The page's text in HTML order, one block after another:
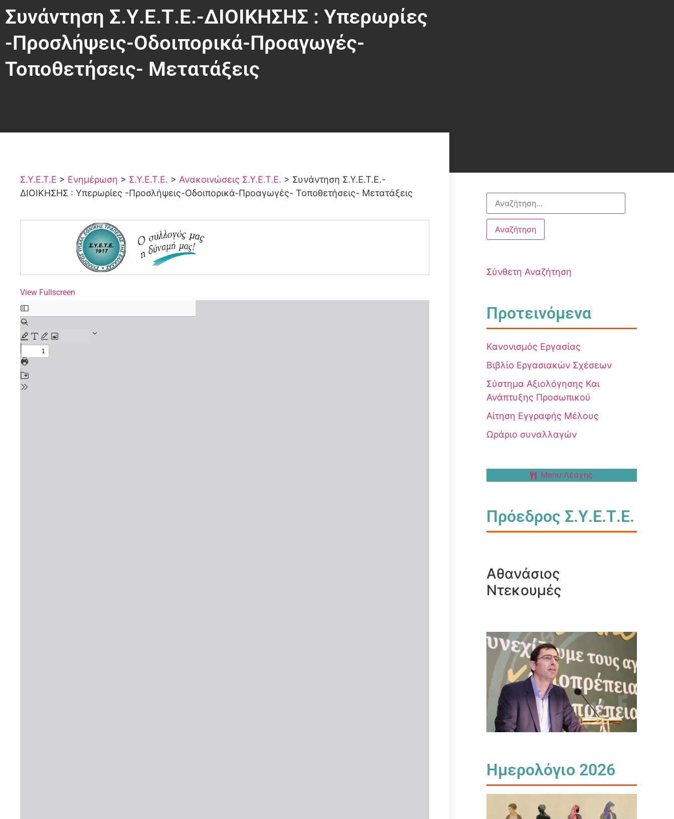
Συνάντηση Σ.Υ.Ε.Τ.Ε.-ΔΙΟΙΚΗΣΗΣ : Υπερωρίες
-Προσλήψεις-Οδοιπορικά-Προαγωγές-
Τοποθετήσεις- Μετατάξεις
Σ.Υ.Ε.Τ.Ε > Ενημέρωση > Σ.Υ.Ε.Τ.Ε. > Ανακοινώσεις Σ.Υ.Ε.Τ.Ε. > Συνάντηση Σ.Υ.Ε.Τ.Ε.-
ΔΙΟΙΚΗΣΗΣ : Υπερωρίες -Προσλήψεις-Οδοιπορικά-Προαγωγές- Τοποθετήσεις- Μετατάξεις
View Fullscreen
Σύνθετη Αναζήτηση
Προτεινόμενα
Κανονισμός Εργασίας
Βιβλίο Εργασιακών Σχέσεων
Σύστημα Αξιολόγησης Και
Ανάπτυξης Προσωπικού
Αίτηση Εγγραφής Μέλους
Ωράριο συναλλαγών
Menu Λέσχης
Πρόεδρος Σ.Υ.Ε.Τ.Ε.
Αθανάσιος
Ντεκουμές
Ημερολόγιο 2026